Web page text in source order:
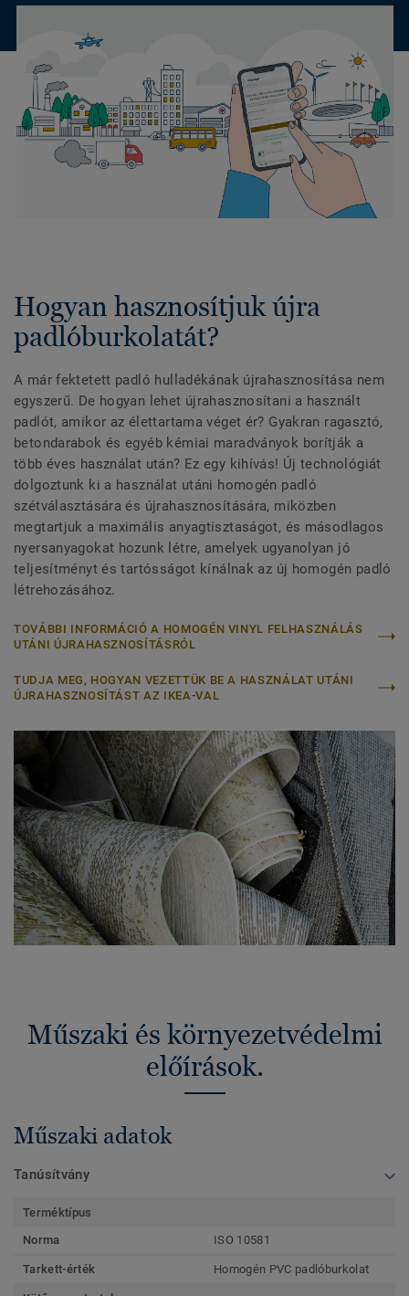
Hogyan hasznosítjuk újra
padlóburkolatát?
A már fektetett padló hulladékának újrahasznosítása nem
egyszerű. De hogyan lehet újrahasznosítani a használt
padlót, amikor az élettartama véget ér? Gyakran ragasztó,
betondarabok és egyéb kémiai maradványok borítják a
több éves használat után? Ez egy kihívás! Új technológiát
dolgoztunk ki a használat utáni homogén padló
szétválasztására és újrahasznosítására, miközben
megtartjuk a maximális anyagtisztaságot, és másodlagos
nyersanyagokat hozunk létre, amelyek ugyanolyan jó
teljesítményt és tartósságot kínálnak az új homogén padló
létrehozásához.
TOVÁBBI INFORMÁCIÓ A HOMOGÉN VINYL FELHASZNÁLÁS
UTÁNI ÚJRAHASZNOSÍTÁSRÓL
TUDJA MEG, HOGYAN VEZETTÜK BE A HASZNÁLAT UTÁNI
ÚJRAHASZNOSÍTÁST AZ IKEA-VAL
Műszaki és környezetvédelmi
előírások.
Műszaki adatok
Tanúsítvány
Terméktípus
Norma
ISO 10581
Tarkett-érték Homogén PVC padlóburkolat